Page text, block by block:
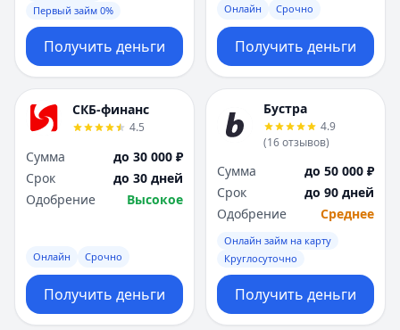
Первый займ 0%
Получить деньги
Онлайн Срочно
Получить деньги
СКБ-финанс
4.5
Сумма
до 30 000 ₽
Срок
до 30 дней
Одобрение
Высокое
Онлайн Срочно
Получить деньги
Бустра
4.9
(16отзывов)
Сумма
до 50 000 ₽
Срок
до 90 дней
Одобрение
Среднее
Онлайн займ на карту
Круглосуточно
Получить деньги